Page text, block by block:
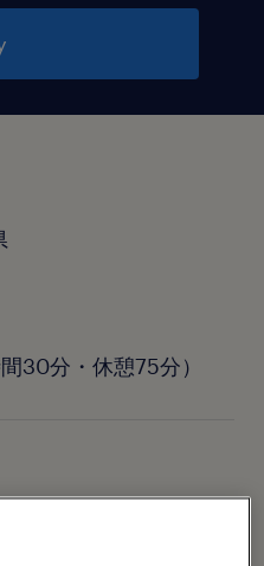
30分・休憩75分）